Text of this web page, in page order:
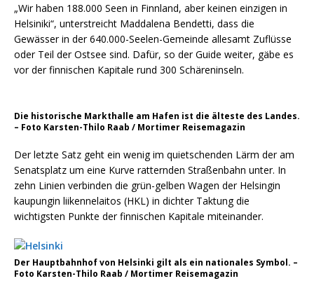
„Wir haben 188.000 Seen in Finnland, aber keinen einzigen in
Helsiniki“, unterstreicht Maddalena Bendetti, dass die
Gewässer in der 640.000-Seelen-Gemeinde allesamt Zuflüsse
oder Teil der Ostsee sind. Dafür, so der Guide weiter, gäbe es
vor der finnischen Kapitale rund 300 Schäreninseln.
Die historische Markthalle am Hafen ist die älteste des Landes.
– Foto Karsten-Thilo Raab / Mortimer Reisemagazin
Der letzte Satz geht ein wenig im quietschenden Lärm der am
Senatsplatz um eine Kurve ratternden Straßenbahn unter. In
zehn Linien verbinden die grün-gelben Wagen der Helsingin
kaupungin liikennelaitos (HKL) in dichter Taktung die
wichtigsten Punkte der finnischen Kapitale miteinander.
Der Hauptbahnhof von Helsinki gilt als ein nationales Symbol. –
Foto Karsten-Thilo Raab / Mortimer Reisemagazin